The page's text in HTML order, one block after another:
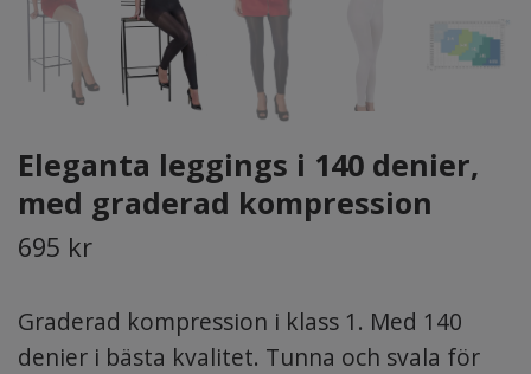
Eleganta leggings i 140 denier,
med graderad kompression
695 kr
Graderad kompression i klass 1. Med 140
denier i bästa kvalitet. Tunna och svala för